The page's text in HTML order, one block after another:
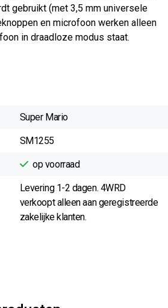
gebruikt (met 3,5 mm universele
en microfoon werken alleen
in draadloze modus staat.
Super Mario
SM1255
op voorraad
Levering 1-2 dagen. 4WRD
verkoopt alleen aan geregistreerde
zakelijke klanten.